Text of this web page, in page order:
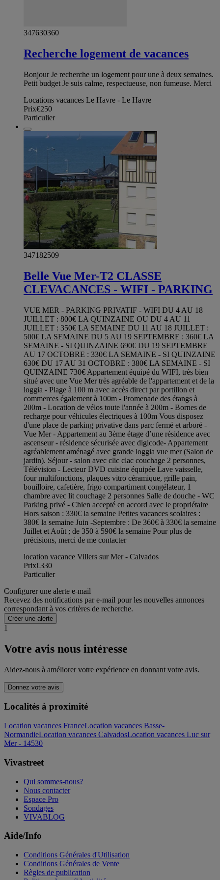
347630360
Recherche logement de vacances
Bonjour Je recherche un logement pour une à deux semaines.
Petit budget Je suis calme, respectueuse, non fumeuse. Merci
Locations vacances Le Havre - Le Havre
Prix€250
Particulier
347182509
Belle Vue Mer-T2 CLASSE
CLEVACANCES - WIFI - PARKING
VUE MER - PARKING PRIVATIF - WIFI DU 4 AU 18
JUILLET : 800€ LA QUINZAINE OU DU 4 AU 11
JUILLET : 350€ LA SEMAINE DU 11 AU 18 JUILLET :
500€ LA SEMAINE DU 5 AU 19 SEPTEMBRE : 360€ LA
SEMAINE - SI QUINZAINE 690€ DU 19 SEPTEMBRE
AU 17 OCTOBRE : 330€ LA SEMAINE - SI QUINZAINE
630€ DU 17 AU 31 OCTOBRE : 380€ LA SEMAINE - SI
QUINZAINE 730€ Appartement équipé du WIFI, très bien
situé avec une Vue Mer très agréable de l'appartement et de la
loggia - Plage à 100 m avec accès direct par portillon et
commerces également à 100m - Promenade des étangs à
200m - Location de vélos toute l'année à 200m - Bornes de
recharge pour véhicules électriques à 100m Vous disposez
d'une place de parking privative dans parc fermé et arboré -
Vue Mer - Appartement au 3ème étage d’une résidence avec
ascenseur - résidence sécurisée avec digicode- Appartement
agréablement aménagé avec grande loggia vue mer (Salon de
jardin). Séjour - salon avec clic clac couchage 2 personnes,
Télévision - Lecteur DVD cuisine équipée Lave vaisselle,
four multifonctions, plaques vitro céramique, grille pain,
bouilloire, cafetière, frigo compartiment congélateur, 1
chambre avec lit couchage 2 personnes Salle de douche - WC
Parking privé - Chien accepté en accord avec le propriétaire
Hors saison : 330€ la semaine Petites vacances scolaires :
380€ la semaine Juin -Septembre : De 360€ à 330€ la semaine
Juillet et Août ; de 350 à 590€ la semaine Pour plus de
précisions, merci de me contacter
location vacance Villers sur Mer - Calvados
Prix€330
Particulier
Configurer une alerte e-mail
Recevez des notifications par e-mail pour les nouvelles annonces
correspondant à vos critères de recherche.
Créer une alerte
1
Votre avis nous intéresse
Aidez-nous à améliorer votre expérience en donnant votre avis.
Donnez votre avis
Localités à proximité
Location vacances FranceLocation vacances Basse-
NormandieLocation vacances CalvadosLocation vacances Luc sur
Mer - 14530
Vivastreet
Qui sommes-nous?
Nous contacter
Espace Pro
Sondages
VIVABLOG
Aide/Info
Conditions Générales d'Utilisation
Conditions Générales de Vente
Règles de publication